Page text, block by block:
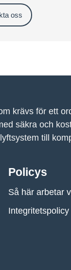
oss
krävs för ett
säkra och
till
Policys
Så här arbetar
Integritetspolicy